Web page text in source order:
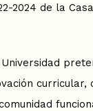
2024 de la
curricular,